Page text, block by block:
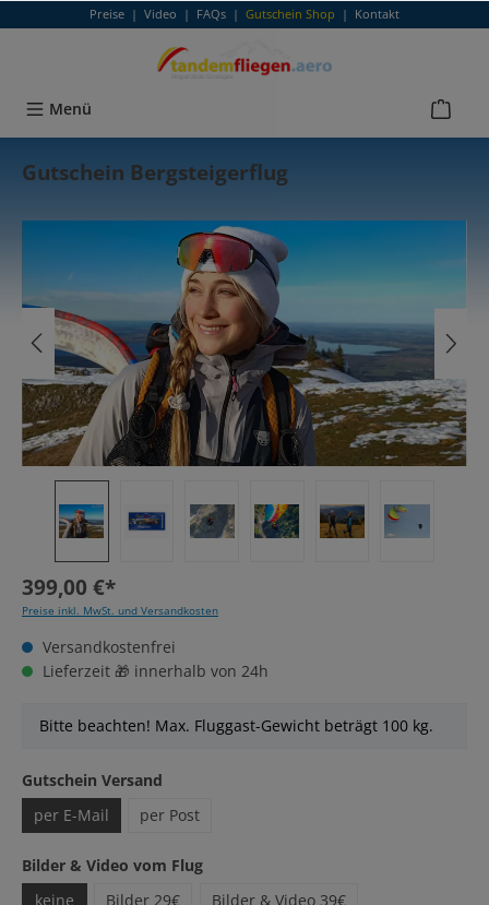
springenPreise | Video | FAQs | Gutschein Shop | Kontakt
Menü
Gutschein Bergsteigerflug
Bildergalerie überspringen
399,00 €*
Preise inkl. MwSt. und Versandkosten
Versandkostenfrei
Lieferzeit 🎁 innerhalb von 24h
Bitte beachten! Max. Fluggast-Gewicht beträgt 100 kg.
Gutschein Versand
per E-Mail
per Post
Bilder & Video vom Flugauswählen
keine
Bilder 29€ Bilder & Video 39€